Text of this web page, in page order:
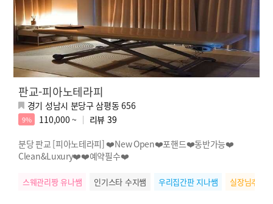
판교-피아노테라피
경기 성남시 분당구 삼평동 656
9% 110,000 ~ 리뷰 39
분당 판교 [피아노테라피] ❤️New Open❤️포핸드❤️동반가능❤️
Clean&Luxury❤️❤️예약필수❤️
스웨관리짱 유나쌤 인기스타 수지쌤 우리집간판 지나쌤 실장님추천